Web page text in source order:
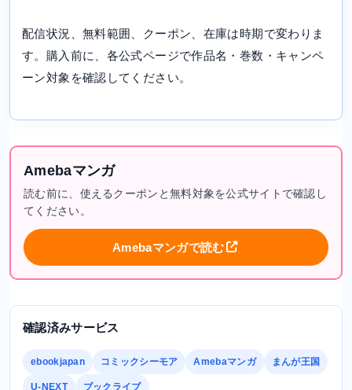
配信状況、無料範囲、クーポン、在庫は時期で変わりま
す。購入前に、各公式ページで作品名・巻数・キャンペ
ーン対象を確認してください。
Amebaマンガ
読む前に、使えるクーポンと無料対象を公式サイトで確認し
てください。
Amebaマンガで読む
確認済みサービス
ebookjapan コミックシーモア Amebaマンガ まんが王国
U-NEXT ブックライブ